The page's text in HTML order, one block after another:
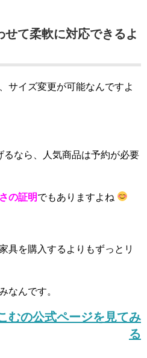
て柔軟に対応できるよ
サイズ変更が可能なんですよ
るなら、人気商品は予約が必要
の証明でもありますよね
具を購入するよりもずっとリ
なんです。
むの公式ページを見てみ
る